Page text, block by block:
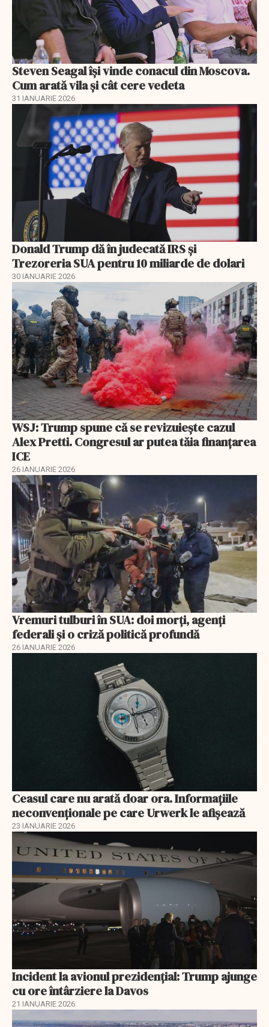
Steven Seagal își vinde conacul din Moscova.
Cum arată vila și cât cere vedeta
31 IANUARIE 2026
Donald Trump dă în judecată IRS și
Trezoreria SUA pentru 10 miliarde de dolari
30 IANUARIE 2026
WSJ: Trump spune că se revizuiește cazul
Alex Pretti. Congresul ar putea tăia finanțarea
ICE
26 IANUARIE 2026
Vremuri tulburi în SUA: doi morți, agenți
federali și o criză politică profundă
26 IANUARIE 2026
Ceasul care nu arată doar ora. Informațiile
neconvenționale pe care Urwerk le afișează
23 IANUARIE 2026
Incident la avionul prezidențial: Trump ajunge
cu ore întârziere la Davos
21 IANUARIE 2026
EXCLUSIV